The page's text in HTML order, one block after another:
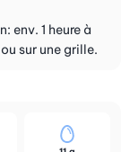
env. 1 heure à
sur une grille.